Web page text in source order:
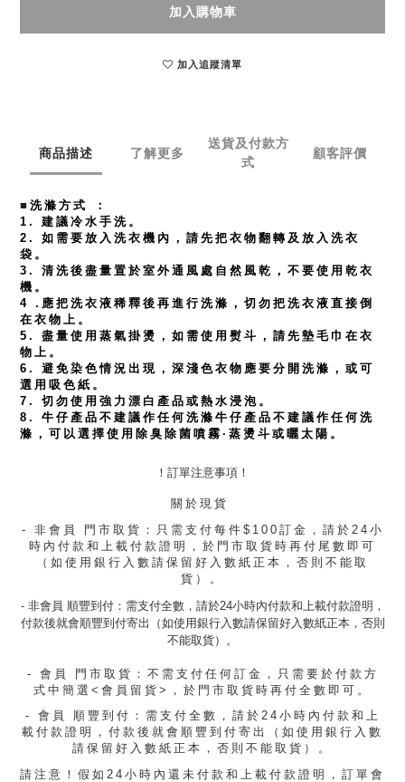
加入購物車
加入追蹤清單
商品描述 了解更多
送貨及付款方
式
顧客評價
■ 洗滌方式 ：
1. 建議冷水手洗。
2. 如需要放入洗衣機內，請先把衣物翻轉及放入洗衣
袋。
3. 清洗後盡量置於室外通風處自然風乾，不要使用乾衣
機。
4 .應把洗衣液稀釋後再進行洗滌，切勿把洗衣液直接倒
在衣物上。
5. 盡量使用蒸氣掛燙，如需使用熨斗，請先墊毛巾在衣
物上。
6. 避免染色情況出現，深淺色衣物應要分開洗滌，或可
選用吸色紙。
7. 切勿使用強力漂白產品或熱水浸泡。
8. 牛仔產品不建議作任何洗滌牛仔產品不建議作任何洗
滌，可以選擇使用除臭除菌噴霧·蒸燙斗或曬太陽。
！訂單注意事項！
關於現貨
- 非會員 門市取貨：只需支付每件$100訂金，請於24小
時內付款和上載付款證明，於門市取貨時再付尾數即可
（如使用銀行入數請保留好入數紙正本，否則不能取
貨）。
- 非會員 順豐到付：需支付全數，請於24小時內付款和上載付款證明，
付款後就會順豐到付寄出（如使用銀行入數請保留好入數紙正本，否則
不能取貨）。
- 會員 門市取貨：不需支付任何訂金，只需要於 付款方
式中簡選< 會員留貨>，於門市取貨時再付全數即可。
- 會員 順豐到付：需支付全數，請於24小時內付款和上
載付款證明，付款後就會順豐到付寄出（如使用銀行入數
請保留好入數紙正本，否則不能取貨）。
請注意！假如24小時內還未付款和上載付款證明，訂單會